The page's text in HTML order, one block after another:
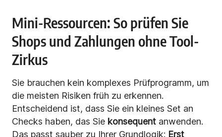
Mini-Ressourcen: So prüfen Sie
Shops und Zahlungen ohne Tool-
Zirkus
Sie brauchen kein komplexes Prüfprogramm, um
die meisten Risiken früh zu erkennen.
Entscheidend ist, dass Sie ein kleines Set an
Checks haben, das Sie konsequent anwenden.
Das passt sauber zu Ihrer Grundlogik: Erst